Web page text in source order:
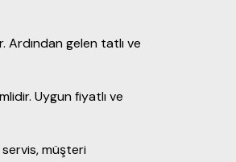
gelen tatlı ve
Uygun fiyatlı ve
servis, müşteri